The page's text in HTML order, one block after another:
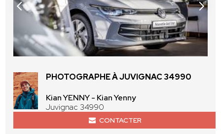
PHOTOGRAPHE À JUVIGNAC 34990
Kian YENNY - Kian Yenny
Juvignac 34990
CONTACTER